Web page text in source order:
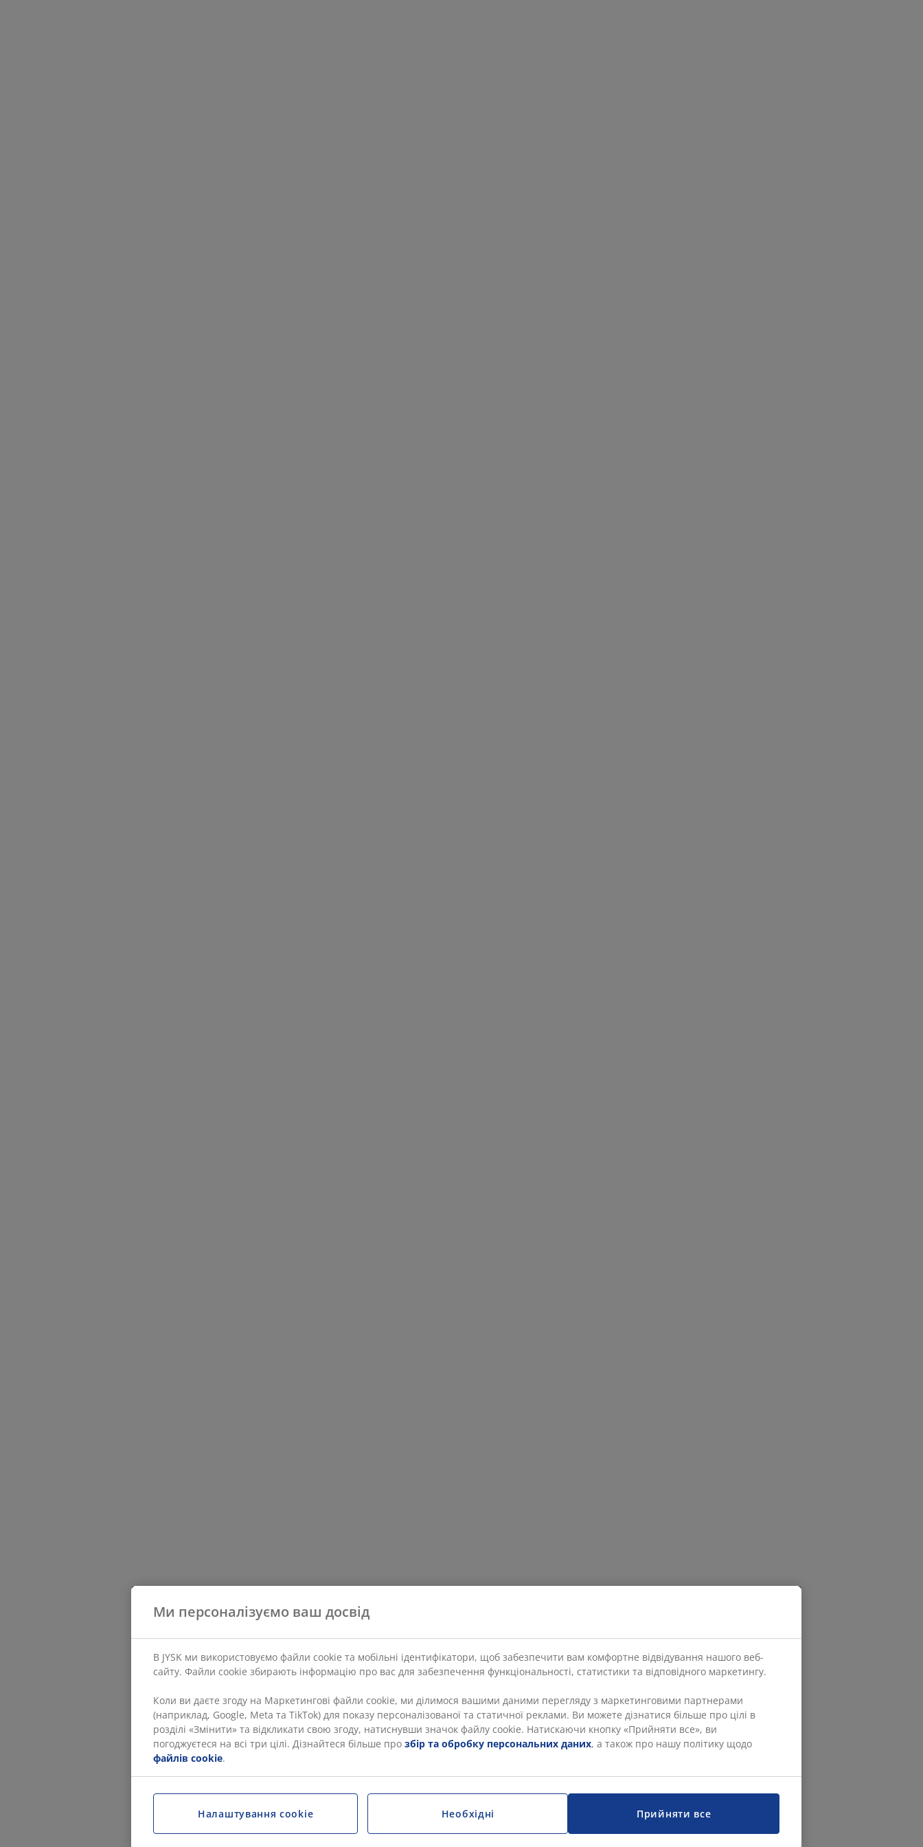
Ми персоналізуємо ваш досвід
В JYSK ми використовуємо файли cookie та мобільні ідентифікатори, щоб забезпечити вам комфортне відвідування нашого веб-
сайту. Файли cookie збирають інформацію про вас для забезпечення функціональності, статистики та відповідного маркетингу.
Коли ви даєте згоду на Маркетингові файли cookie, ми ділимося вашими даними перегляду з маркетинговими партнерами
(наприклад, Google, Meta та TikTok) для показу персоналізованої та статичної реклами. Ви можете дізнатися більше про цілі в
розділі «Змінити» та відкликати свою згоду, натиснувши значок файлу cookie. Натискаючи кнопку «Прийняти все», ви
погоджуєтеся на всі три цілі. Дізнайтеся більше про збір та обробку персональних даних, а також про нашу політику щодо
файлів cookie.
Прийняти все
Налаштування cookie Необхідні